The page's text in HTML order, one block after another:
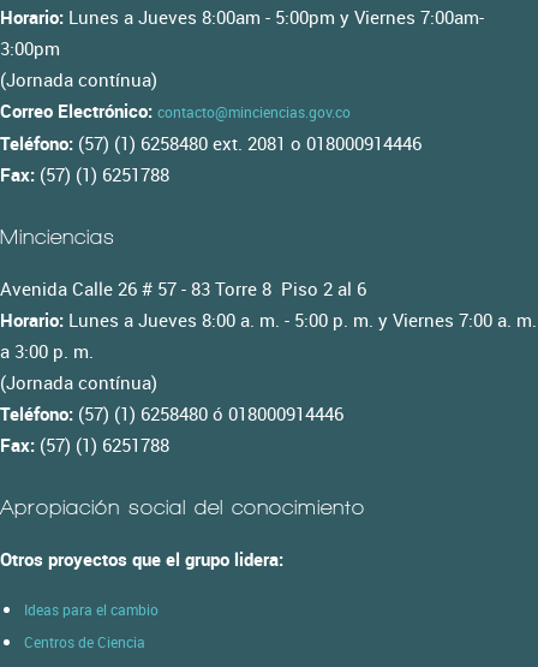
Horario: Lunes a Jueves 8:00am - 5:00pm y Viernes 7:00am-
3:00pm
(Jornada contínua)
Correo Electrónico: contacto@minciencias.gov.co
Teléfono: (57) (1) 6258480 ext. 2081 o 018000914446
Fax: (57) (1) 6251788
Minciencias
Avenida Calle 26 # 57 - 83 Torre 8 Piso 2 al 6
Horario: Lunes a Jueves 8:00 a. m. - 5:00 p. m. y Viernes 7:00 a. m.
a 3:00 p. m.
(Jornada contínua)
Teléfono: (57) (1) 6258480 ó 018000914446
Fax: (57) (1) 6251788
Apropiación social del conocimiento
Otros proyectos que el grupo lidera:
Ideas para el cambio
Centros de Ciencia